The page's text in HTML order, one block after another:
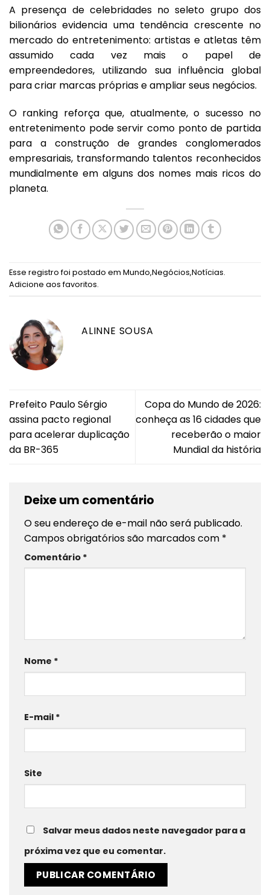
A presença de celebridades no seleto grupo dos
bilionários evidencia uma tendência crescente no
mercado do entretenimento: artistas e atletas têm
assumido cada vez mais o papel de
empreendedores, utilizando sua influência global
para criar marcas próprias e ampliar seus negócios.
O ranking reforça que, atualmente, o sucesso no
entretenimento pode servir como ponto de partida
para a construção de grandes conglomerados
empresariais, transformando talentos reconhecidos
mundialmente em alguns dos nomes mais ricos do
planeta.
Esse registro foi postado em Mundo,Negócios,Notícias.
Adicione aos favoritos.
ALINNE SOUSA
Prefeito Paulo Sérgio
assina pacto regional
para acelerar duplicação
da BR-365
Copa do Mundo de 2026:
conheça as 16 cidades que
receberão o maior
Mundial da história
Deixe um comentário
O seu endereço de e-mail não será publicado.
Campos obrigatórios são marcados com *
Comentário *
Nome *
E-mail *
Site
Salvar meus dados neste navegador para a
próxima vez que eu comentar.